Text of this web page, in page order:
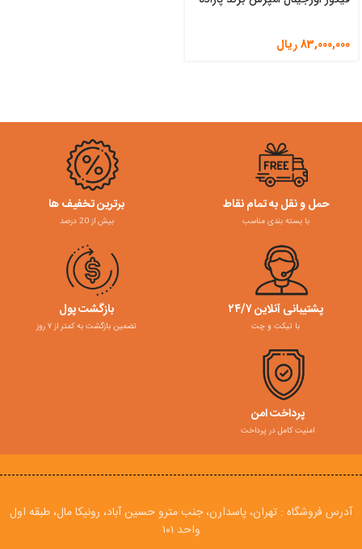
83,000,000ریال
حمل و نقل به تمام نقاط
با بسته بندی مناسب
برترین تخفیف ها
بیش از 20 درصد
پشتیبانی آنلاین ۲۴/۷
با تیکت و چت
بازگشت پول
تضمین بازگشت به کمتر از ۷ روز
پرداخت امن
امنیت کامل در پرداخت
آدرس فروشگاه : تهران، پاسدارن، جنب مترو حسین آباد، رونیکا مال، طبقه اول
واحد ۱۰۱